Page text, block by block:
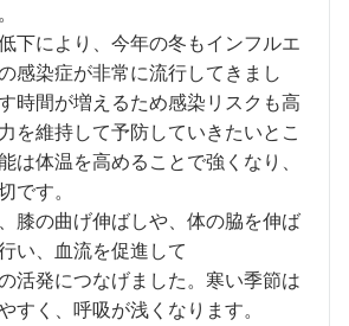
下により、今年の冬もインフルエ
感染症が非常に流行してきまし
時間が増えるため感染リスクも高
を維持して予防していきたいとこ
は体温を高めることで強くなり、
です。
膝の曲げ伸ばしや、体の脇を伸ば
い、血流を促進して
活発につなげました。寒い季節は
すく、呼吸が浅くなります。